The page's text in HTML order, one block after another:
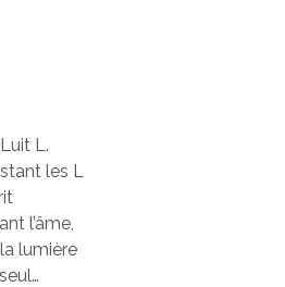
L.
les L
l’âme,
lumière